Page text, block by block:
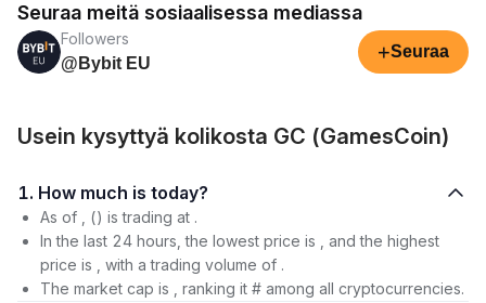
Seuraa meitä sosiaalisessa mediassa
Followers
@Bybit EU
+Seuraa
Usein kysyttyä kolikosta GC (GamesCoin)
1. How much is today?
As of , () is trading at .
In the last 24 hours, the lowest price is , and the highest
price is , with a trading volume of .
The market cap is , ranking it # among all cryptocurrencies.